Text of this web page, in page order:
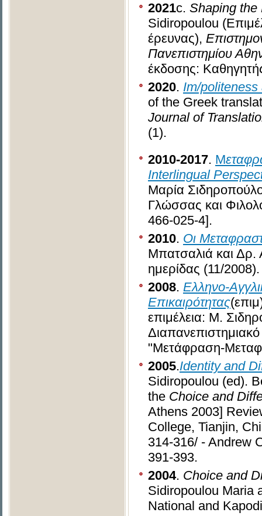
2021c. Shaping
Sidiropoulou
έρευνας),
Πανεπιστημίου
έκδοσης:
2020. Im/politeness
of the Greek
Journal of
(1).
2010-2017. M
Interlingual
Μαρία
Γλώσσας και
466-025-4].
2010. Οι
Μπατσαλιά και Δρ.
ημερίδας (11/2008).
2008. Ελληνο-
Επικαιρότητας
επιμέλεια: Μ.
"Μετάφραση-
2005.Ιdentity and
Sidiropoulou (ed).
the Choice and
Athens 2003]
College, Tianjin,
314-316/ - Andrew
391-393.
2004. Choice and
Sidiropoulou Maria
National and